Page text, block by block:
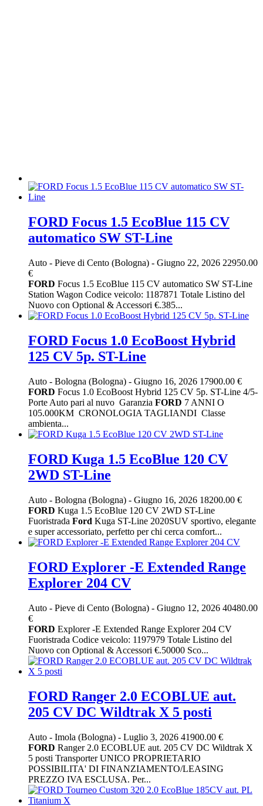
FORD Focus 1.5 EcoBlue 115 CV
automatico SW ST-Line
Auto - Pieve di Cento (Bologna) - Giugno 22, 2026 22950.00
€
FORD Focus 1.5 EcoBlue 115 CV automatico SW ST-Line
Station Wagon Codice veicolo: 1187871 Totale Listino del
Nuovo con Optional & Accessori €.385...
FORD Focus 1.0 EcoBoost Hybrid
125 CV 5p. ST-Line
Auto - Bologna (Bologna) - Giugno 16, 2026 17900.00 €
FORD Focus 1.0 EcoBoost Hybrid 125 CV 5p. ST-Line 4/5-
Porte Auto pari al nuvo Garanzia FORD 7 ANNI O
105.000KM CRONOLOGIA TAGLIANDI Classe
ambienta...
FORD Kuga 1.5 EcoBlue 120 CV
2WD ST-Line
Auto - Bologna (Bologna) - Giugno 16, 2026 18200.00 €
FORD Kuga 1.5 EcoBlue 120 CV 2WD ST-Line
Fuoristrada Ford Kuga ST-Line 2020SUV sportivo, elegante
e super accessoriato, perfetto per chi cerca comfort...
FORD Explorer -E Extended Range
Explorer 204 CV
Auto - Pieve di Cento (Bologna) - Giugno 12, 2026 40480.00
€
FORD Explorer -E Extended Range Explorer 204 CV
Fuoristrada Codice veicolo: 1197979 Totale Listino del
Nuovo con Optional & Accessori €.50000 Sco...
FORD Ranger 2.0 ECOBLUE aut.
205 CV DC Wildtrak X 5 posti
Auto - Imola (Bologna) - Luglio 3, 2026 41900.00 €
FORD Ranger 2.0 ECOBLUE aut. 205 CV DC Wildtrak X
5 posti Transporter UNICO PROPRIETARIO
POSSIBILITA' DI FINANZIAMENTO/LEASING
PREZZO IVA ESCLUSA. Per...